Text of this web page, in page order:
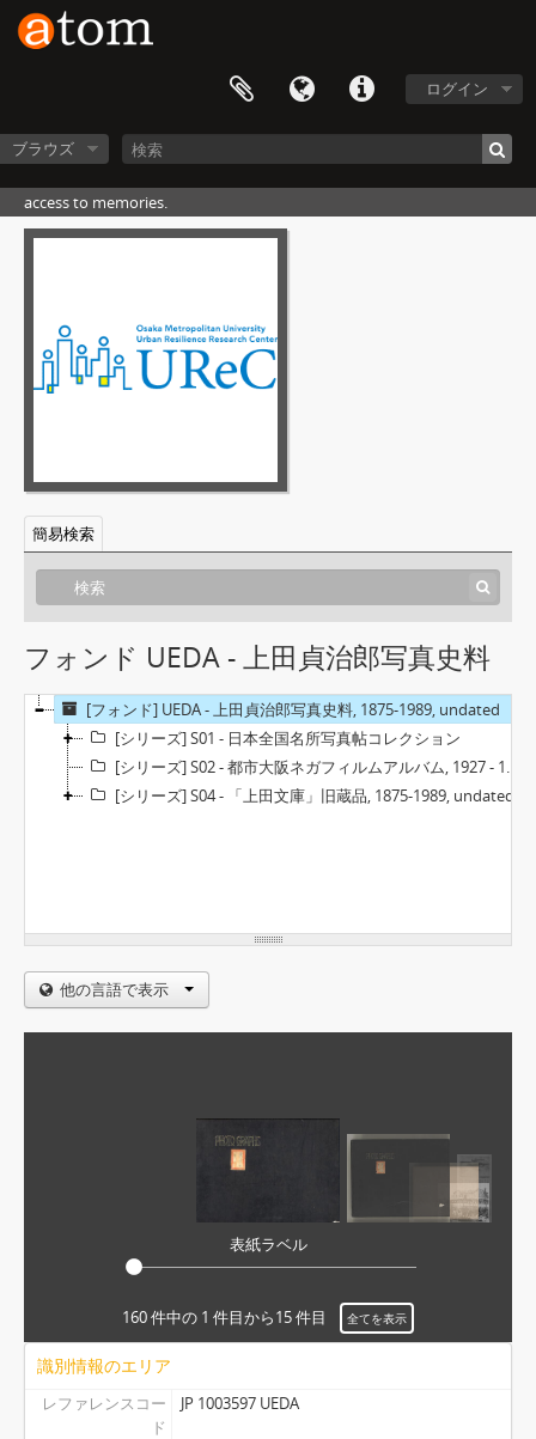
ログイン
ブラウズ
access to memories.
簡易検索
フォンド UEDA - 上田貞治郎写真史料
[フォンド] UEDA - 上田貞治郎写真史料, 1875-1989, undated
[シリーズ] S01 - 日本全国名所写真帖コレクション
[シリーズ] S02 - 都市大阪ネガフィルムアルバム, 1927 - 1928
[シリーズ] S04 - 「上田文庫」旧蔵品, 1875-1989, undated
他の言語で表示
表紙ラベル
160 件中の 1 件目から15 件目 全てを表示
識別情報のエリア
レファレンスコー
ド
JP 1003597 UEDA